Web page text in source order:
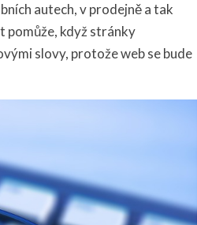
autech, v prodejně a tak
pomůže, když stránky
slovy, protože web se bude